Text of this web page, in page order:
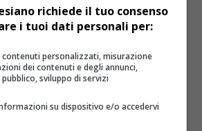
6 giorni fa
3 giorni fa
di “Musica a Rima”
richiede il tuo consenso
i tuoi dati personali per:
contenuti personalizzati, misurazione
dei contenuti e degli annunci,
sviluppo di servizi
su dispositivo e/o accedervi